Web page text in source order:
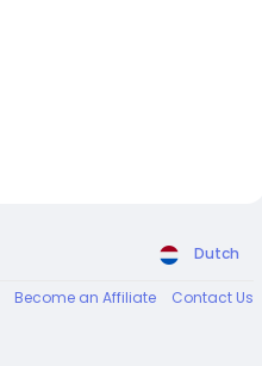
Dutch
Become an Affiliate
Contact Us